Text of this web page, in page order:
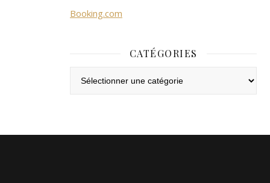
Booking.com
CATÉGORIES